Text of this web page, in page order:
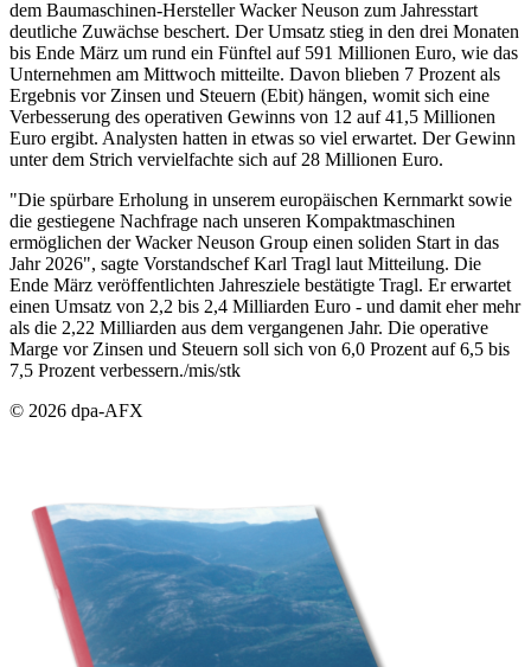
dem Baumaschinen-Hersteller Wacker Neuson zum Jahresstart
deutliche Zuwächse beschert. Der Umsatz stieg in den drei Monaten
bis Ende März um rund ein Fünftel auf 591 Millionen Euro, wie das
Unternehmen am Mittwoch mitteilte. Davon blieben 7 Prozent als
Ergebnis vor Zinsen und Steuern (Ebit) hängen, womit sich eine
Verbesserung des operativen Gewinns von 12 auf 41,5 Millionen
Euro ergibt. Analysten hatten in etwas so viel erwartet. Der Gewinn
unter dem Strich vervielfachte sich auf 28 Millionen Euro.
"Die spürbare Erholung in unserem europäischen Kernmarkt sowie
die gestiegene Nachfrage nach unseren Kompaktmaschinen
ermöglichen der Wacker Neuson Group einen soliden Start in das
Jahr 2026", sagte Vorstandschef Karl Tragl laut Mitteilung. Die
Ende März veröffentlichten Jahresziele bestätigte Tragl. Er erwartet
einen Umsatz von 2,2 bis 2,4 Milliarden Euro - und damit eher mehr
als die 2,22 Milliarden aus dem vergangenen Jahr. Die operative
Marge vor Zinsen und Steuern soll sich von 6,0 Prozent auf 6,5 bis
7,5 Prozent verbessern./mis/stk
© 2026 dpa-AFX